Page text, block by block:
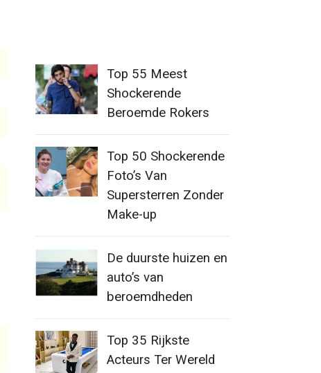
Top 55 Meest
Shockerende
Beroemde Rokers
Top 50 Shockerende
Foto’s Van
Supersterren Zonder
Make-up
De duurste huizen en
auto’s van
beroemdheden
Top 35 Rijkste
Acteurs Ter Wereld